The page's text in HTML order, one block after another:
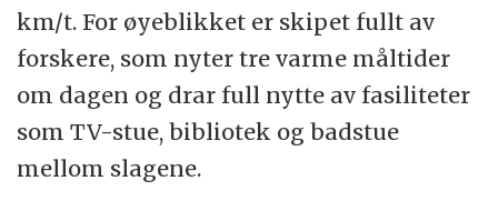
km/t. For øyeblikket er skipet fullt av
forskere, som nyter tre varme måltider
om dagen og drar full nytte av fasiliteter
som TV-stue, bibliotek og badstue
mellom slagene.